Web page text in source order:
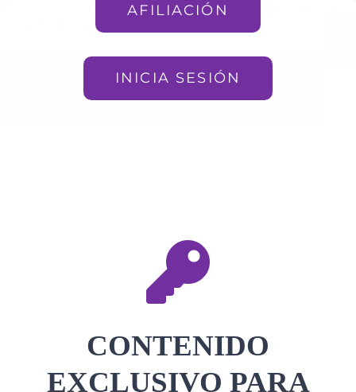
AFILIACIÓN
INICIA SESIÓN
CONTENIDO
EXCLUSIVO PARA